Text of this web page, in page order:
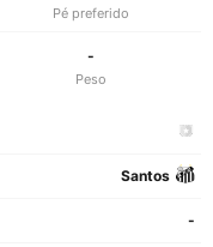
Pé preferido
-
Peso
Santos
-